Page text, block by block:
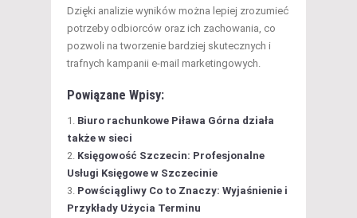
Dzięki analizie wyników można lepiej zrozumieć
potrzeby odbiorców oraz ich zachowania, co
pozwoli na tworzenie bardziej skutecznych i
trafnych kampanii e-mail marketingowych.
Powiązane Wpisy:
Biuro rachunkowe Piława Górna działa
także w sieci
Księgowość Szczecin: Profesjonalne
Usługi Księgowe w Szczecinie
Powściągliwy Co to Znaczy: Wyjaśnienie i
Przykłady Użycia Terminu